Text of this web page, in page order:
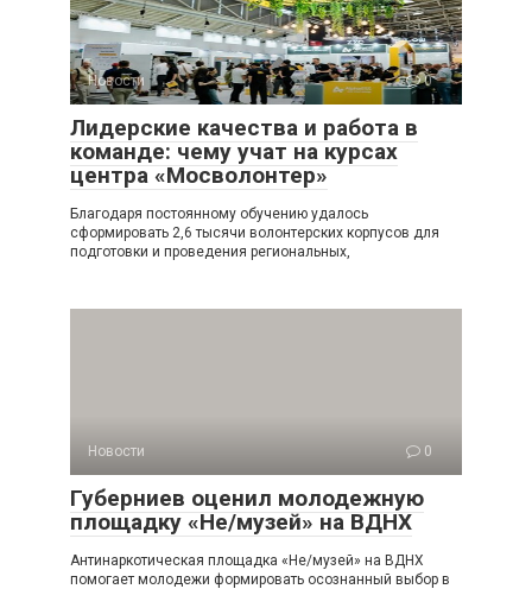
Новости 0
Лидерские качества и работа в
команде: чему учат на курсах
центра «Мосволонтер»
Благодаря постоянному обучению удалось
сформировать 2,6 тысячи волонтерских корпусов для
подготовки и проведения региональных,
Новости 0
Губерниев оценил молодежную
площадку «Не/музей» на ВДНХ
Антинаркотическая площадка «Не/музей» на ВДНХ
помогает молодежи формировать осознанный выбор в